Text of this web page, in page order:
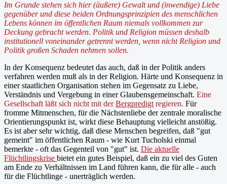
Im Grunde stehen sich hier (äußere) Gewalt und (inwendige) Liebe
gegenüber und diese beiden Ordnungsprinzipien des menschlichen
Lebens können im öffentlichen Raum niemals vollkommen zur
Deckung gebracht werden. Politik und Religion müssen deshalb
institutionell voneinander getrennt werden, wenn nicht Religion und
Politik großen Schaden nehmen sollen.
In der Konsequenz bedeutet das auch, daß in der Politik anders
verfahren werden muß als in der Religion. Härte und Konsequenz in
einer staatlichen Organisation stehen im Gegensatz zu Liebe,
Verständnis und Vergebung in einer Glaubensgemeinschaft. Eine
Gesellschaft läßt sich nicht mit derBergpredigt regieren. Für
fromme Mitmenschen, für die Nächstenliebe der zentrale moralische
Orientierungspunkt ist, wirkt diese Behauptung vielleicht anstößig.
Es ist aber sehr wichtig, daß diese Menschen begreifen, daß "gut
gemeint" im öffentlichen Raum - wie Kurt Tucholski einmal
bemerkte - oft das Gegenteil von "gut" ist. Die aktuelle
Flüchtlingskrise bietet ein gutes Beispiel, daß ein zu viel des Guten
am Ende zu Verhältnissen im Land führen kann, die für alle - auch
für die Flüchtlinge - unerträglich werden.